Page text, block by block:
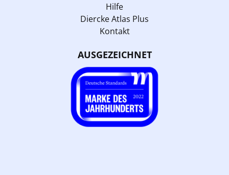
Hilfe
Diercke Atlas Plus
Kontakt
AUSGEZEICHNET